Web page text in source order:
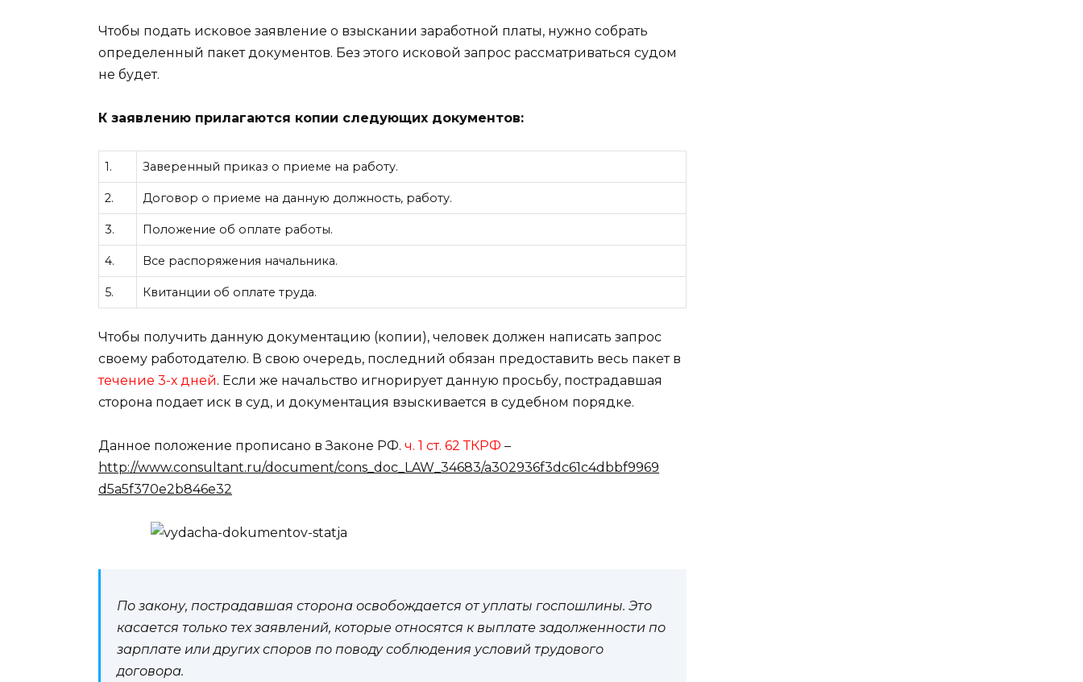
Чтобы подать исковое заявление о взыскании заработной платы, нужно собрать
определенный пакет документов. Без этого исковой запрос рассматриваться судом
не будет.
К заявлению прилагаются копии следующих документов:
1. Заверенный приказ о приеме на работу.
2. Договор о приеме на данную должность, работу.
3. Положение об оплате работы.
4. Все распоряжения начальника.
5. Квитанции об оплате труда.
Чтобы получить данную документацию (копии), человек должен написать запрос
своему работодателю. В свою очередь, последний обязан предоставить весь пакет в
течение 3-х дней. Если же начальство игнорирует данную просьбу, пострадавшая
сторона подает иск в суд, и документация взыскивается в судебном порядке.
Данное положение прописано в Законе РФ. ч. 1 ст. 62 ТКРФ –
http://www.consultant.ru/document/cons_doc_LAW_34683/a302936f3dc61c4dbbf9969
d5a5f370e2b846e32
По закону, пострадавшая сторона освобождается от уплаты госпошлины. Это
касается только тех заявлений, которые относятся к выплате задолженности по
зарплате или других споров по поводу соблюдения условий трудового
договора.